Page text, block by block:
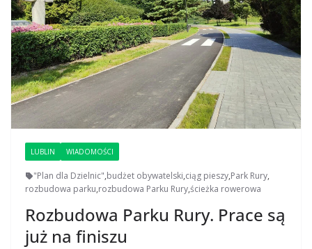
LUBLIN WIADOMOŚCI
"Plan dla Dzielnic",budżet obywatelski,ciąg pieszy,Park Rury,
rozbudowa parku,rozbudowa Parku Rury,ścieżka rowerowa
Rozbudowa Parku Rury. Prace są
już na finiszu